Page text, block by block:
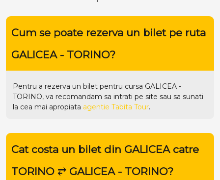
Cat costa un bilet din GALICEA catre
TORINO ⥂ GALICEA - TORINO?
Depinde de destinatie si sezonalitate. Cel mai indicat
este sa cautati direct in motorul de cautare din site-ul
tabitatour.ro , unde tarifele se actualizeaza in timp real.
Cum pot afla zilele de plecare din
GALICEA catre TORINO?